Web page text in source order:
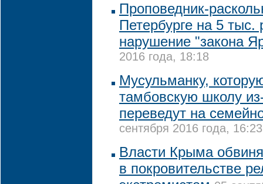
Проповедник-
Петербурге на 5 тыс.
нарушение "закона
2016 года, 18:18
Мусульманку,
тамбовскую школу
переведут на
сентября 2016 года, 16:23
Власти Крыма
в покровительстве